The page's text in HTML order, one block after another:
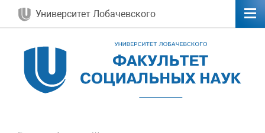
Университет Лобачевского